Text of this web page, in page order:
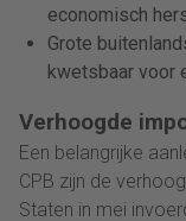
economisch
Grote
kwetsbaar voor
Verhoogde
Een belangrijke
CPB zijn de
Staten in mei